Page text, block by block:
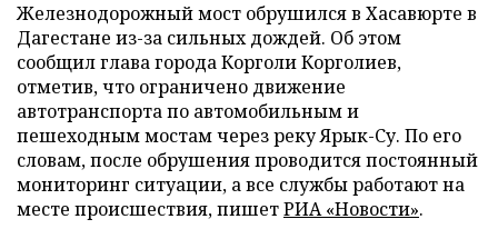
Железнодорожный мост обрушился в Хасавюрте в
Дагестане из-за сильных дождей. Об этом
сообщил глава города Корголи Корголиев,
отметив, что ограничено движение
автотранспорта по автомобильным и
пешеходным мостам через реку Ярык-Су. По его
словам, после обрушения проводится постоянный
мониторинг ситуации, а все службы работают на
месте происшествия, пишетРИА «Новости».